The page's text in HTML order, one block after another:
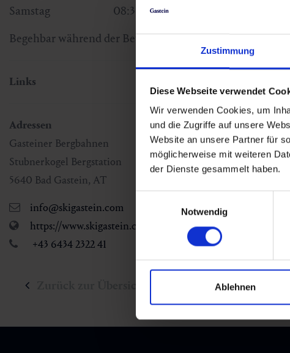
Zustimmung
Diese Webseite verwendet
Wir verwenden Cookies, um
und die Zugriffe auf unsere
Website an unsere Partner für
möglicherweise mit weiteren
der Dienste gesammelt haben.
Notwendig
Ablehnen
Samstag
08:30 - 16:00
Begehbar während der Betriebszeiten der
Links
Adressen
Gasteiner Bergbahnen
Stubnerkogel Bergstation
5640 Bad Gastein, AT
info@skigastein.com
https://www.skigastein.com
+43 6434 2322 41